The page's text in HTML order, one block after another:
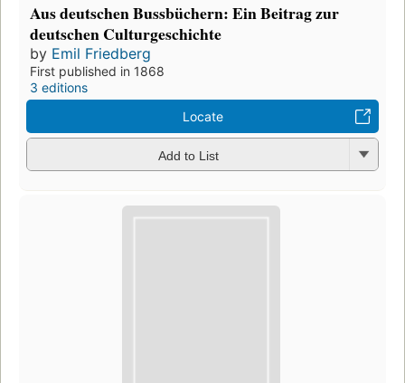
Aus deutschen Bussbüchern: Ein Beitrag zur
deutschen Culturgeschichte
by Emil Friedberg
First published in 1868
3 editions
Locate
Add to List